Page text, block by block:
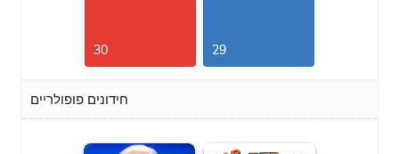
30 29
חידונים פופולריים